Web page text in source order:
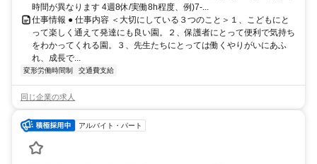
時間が異なります 4週8休/実働8h程度、例)7-...
仕事情報 ● 仕事内容 ＜大切にしている３つのこと＞１、こどもにと
って楽しく通えて発達にも良い園。２、保護者にとって便利で気持ち
をわかってくれる園。３、先生たちにとっては働くやりがいにあふ
れ、成長で...
変形労働時間制 交通費支給
同じ企業の求人
アルバイト・パート